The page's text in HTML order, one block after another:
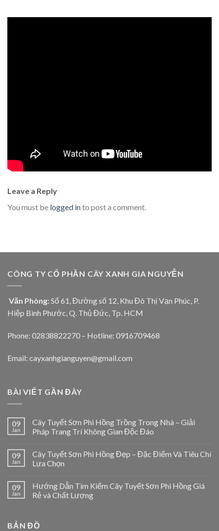
Leave a Reply
You must be logged into post a comment.
CÔNG TY CỔ PHẦN CÂY XANH GIA NGUYỄN
Văn Phòng: Số 61, Đường số 12, Khu Đô Thị Vạn Phúc, P.
Hiệp Bình Phước, Q. Thủ Đức, Tp. HCM
Phone: 02838822270 – Hotline: 0916709468
Email: cayxanhgianguyen@gmail.com
BÀI VIẾT GẦN ĐÂY
09
Jan
Cây Tuyết Sơn Phi Hồng Trồng Trong Nhà – Giải
Pháp Trang Trí Không Gian Độc Đáo
09
Jan
Cây Tuyết Sơn Phi Hồng Đẹp – Đặc Điểm Và Tiêu Chí
Lựa Chọn
09
Jan
Hướng Dẫn Tìm Kiếm Cây Tuyết Sơn Phi Hồng Giá
Rẻ và Chất Lượng
BẢN ĐỒ